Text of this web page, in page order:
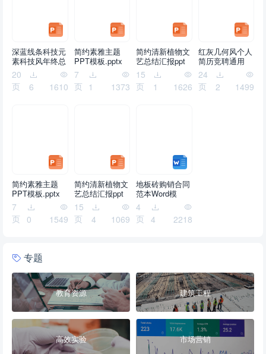
深蓝线条科技元
素科技风年终总
结ppt模板.pptx
20
页
6 1610
简约素雅主题
PPT模板.pptx
7
页 1 1373
简约清新植物文
艺总结汇报ppt
模板.pptx
15
页
1 1626
红灰几何风个人
简历竞聘通用
ppt模板.pptx
24
页
2 1499
简约素雅主题
PPT模板.pptx
7
页
0 1549
简约清新植物文
艺总结汇报ppt
模板.pptx
15
页
4 1069
地板砖购销合同
范本Word模
板.doc
4
页 4 2218
专题
教育资源 建筑工程
高效实验 市场营销